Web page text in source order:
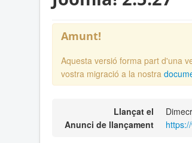
Amunt!
Aquesta versió forma part d'una
vostra migració a la nostra
Llançat el
Anunci de llançament